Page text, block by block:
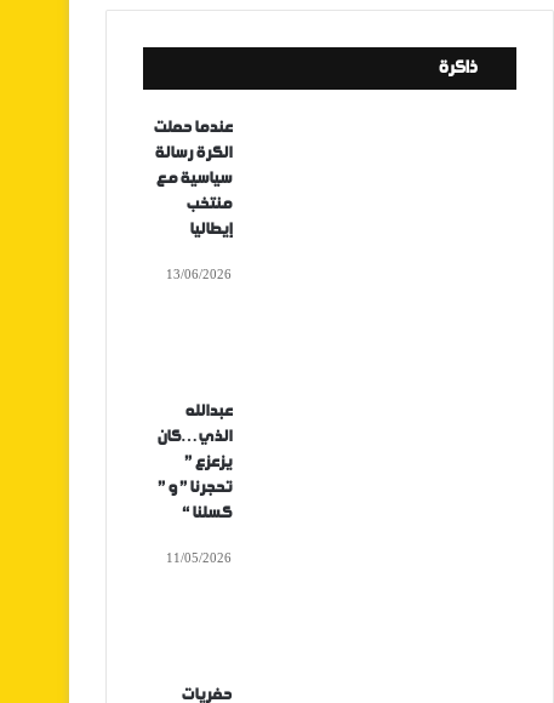
ذاكرة
عندما حملت
الكرة رسالة
سياسية مع
منتخب
إيطاليا
13/06/2026
عبدالله
الذي…كان
يزعزع ”
تحجرنا ” و ”
كسلنا “
11/05/2026
حفريات